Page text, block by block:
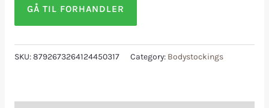
GÅ TIL FORHANDLER
SKU:8792673264124450317 Category: Bodystockings